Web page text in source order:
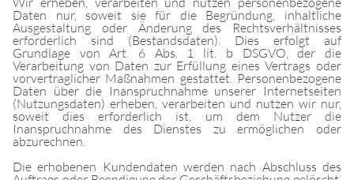
Daten nur, soweit sie für die Begründung, inhaltliche
Ausgestaltung oder Änderung des Rechtsverhältnisses
erforderlich sind (Bestandsdaten). Dies erfolgt auf
Grundlage von Art. 6 Abs. 1 lit. b DSGVO, der die
Verarbeitung von Daten zur Erfüllung eines Vertrags oder
vorvertraglicher Maßnahmen gestattet. Personenbezogene
Daten über die Inanspruchnahme unserer Internetseiten
(Nutzungsdaten) erheben, verarbeiten und nutzen wir nur,
soweit dies erforderlich ist, um dem Nutzer die
Inanspruchnahme des Dienstes zu ermöglichen oder
abzurechnen.
Die erhobenen Kundendaten werden nach Abschluss des